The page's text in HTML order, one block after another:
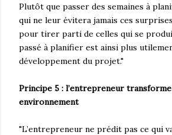
Plutôt que passer des semaines à
qui ne leur évitera jamais ces
pour tirer parti de celles qui se
passé à planifier est ainsi plus
développement du projet."
Principe 5 : l’entrepreneur
environnement
"L’entrepreneur ne prédit pas ce qui